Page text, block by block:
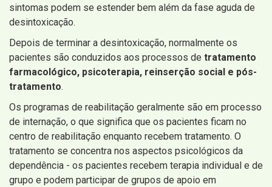
sintomas podem se estender bem além da fase aguda de
desintoxicação.
Depois de terminar a desintoxicação, normalmente os
pacientes são conduzidos aos processos de tratamento
farmacológico, psicoterapia, reinserção social e pós-
tratamento.
Os programas de reabilitação geralmente são em processo
de internação, o que significa que os pacientes ficam no
centro de reabilitação enquanto recebem tratamento. O
tratamento se concentra nos aspectos psicológicos da
dependência - os pacientes recebem terapia individual e de
grupo e podem participar de grupos de apoio em